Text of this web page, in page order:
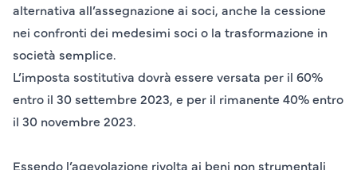
alternativa all’assegnazione ai soci, anche la cessione
nei confronti dei medesimi soci o la trasformazione in
società semplice.
L’imposta sostitutiva dovrà essere versata per il 60%
entro il 30 settembre 2023, e per il rimanente 40% entro
il 30 novembre 2023.
Essendo l’agevolazione rivolta ai beni non strumentali